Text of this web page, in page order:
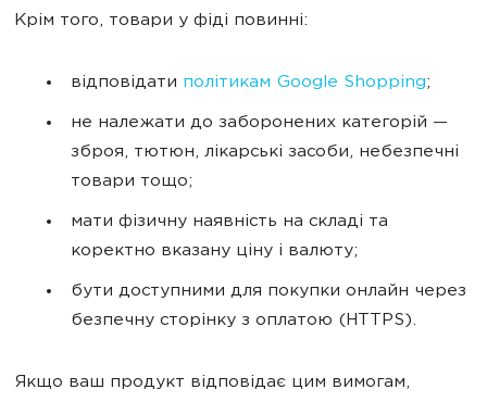
Крім того, товари у фіді повинні:
відповідати політикам Google Shopping;
не належати до заборонених категорій —
зброя, тютюн, лікарські засоби, небезпечні
товари тощо;
мати фізичну наявність на складі та
коректно вказану ціну і валюту;
бути доступними для покупки онлайн через
безпечну сторінку з оплатою (HTTPS).
Якщо ваш продукт відповідає цим вимогам,